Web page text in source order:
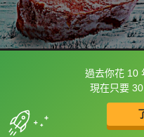
過去你花 10
現在只要
框選或點兩下
收錄佳句